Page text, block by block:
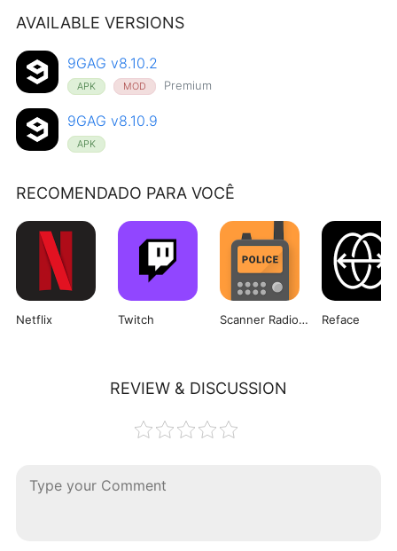
AVAILABLE VERSIONS
9GAG v8.10.2
APK MOD Premium
9GAG v8.10.9
APK
RECOMENDADO PARA VOCÊ
Netflix Twitch Scanner Radio Pro Reface
REVIEW & DISCUSSION